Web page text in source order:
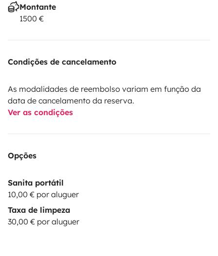
Montante
1500 €
Condições de cancelamento
As modalidades de reembolso variam em função da
data de cancelamento da reserva.
Ver as condições
Opções
Sanita portátil
10,00 € por aluguer
Taxa de limpeza
30,00 € por aluguer